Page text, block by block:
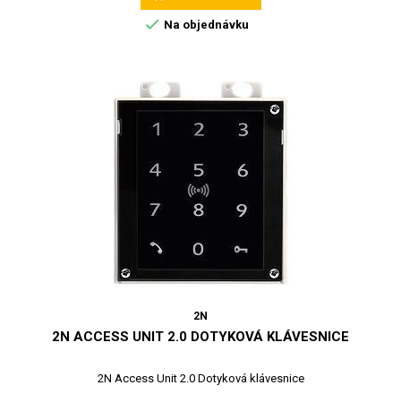
 Na objednávku
2N
2N ACCESS UNIT 2.0 DOTYKOVÁ KLÁVESNICE
2N Access Unit 2.0 Dotyková klávesnice